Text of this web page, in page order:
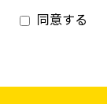
２．走行車両
コース走行安
ロ以下での
時、イベン
環境基本法の
同意する